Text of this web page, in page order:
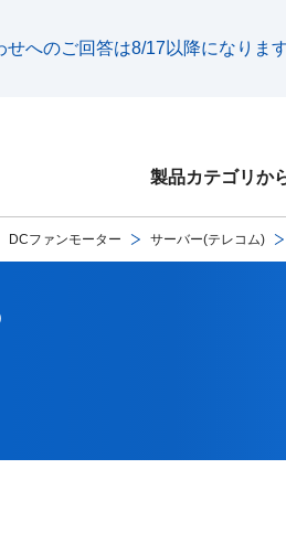
へのご回答は8/17以降になります
製品カテゴリか
DCファンモーター サーバー(テレコム)